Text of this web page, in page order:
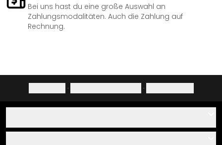
Bei uns hast du eine große Auswahl an
Zahlungsmodalitäten. Auch die Zahlung auf
Rechnung.
· ·